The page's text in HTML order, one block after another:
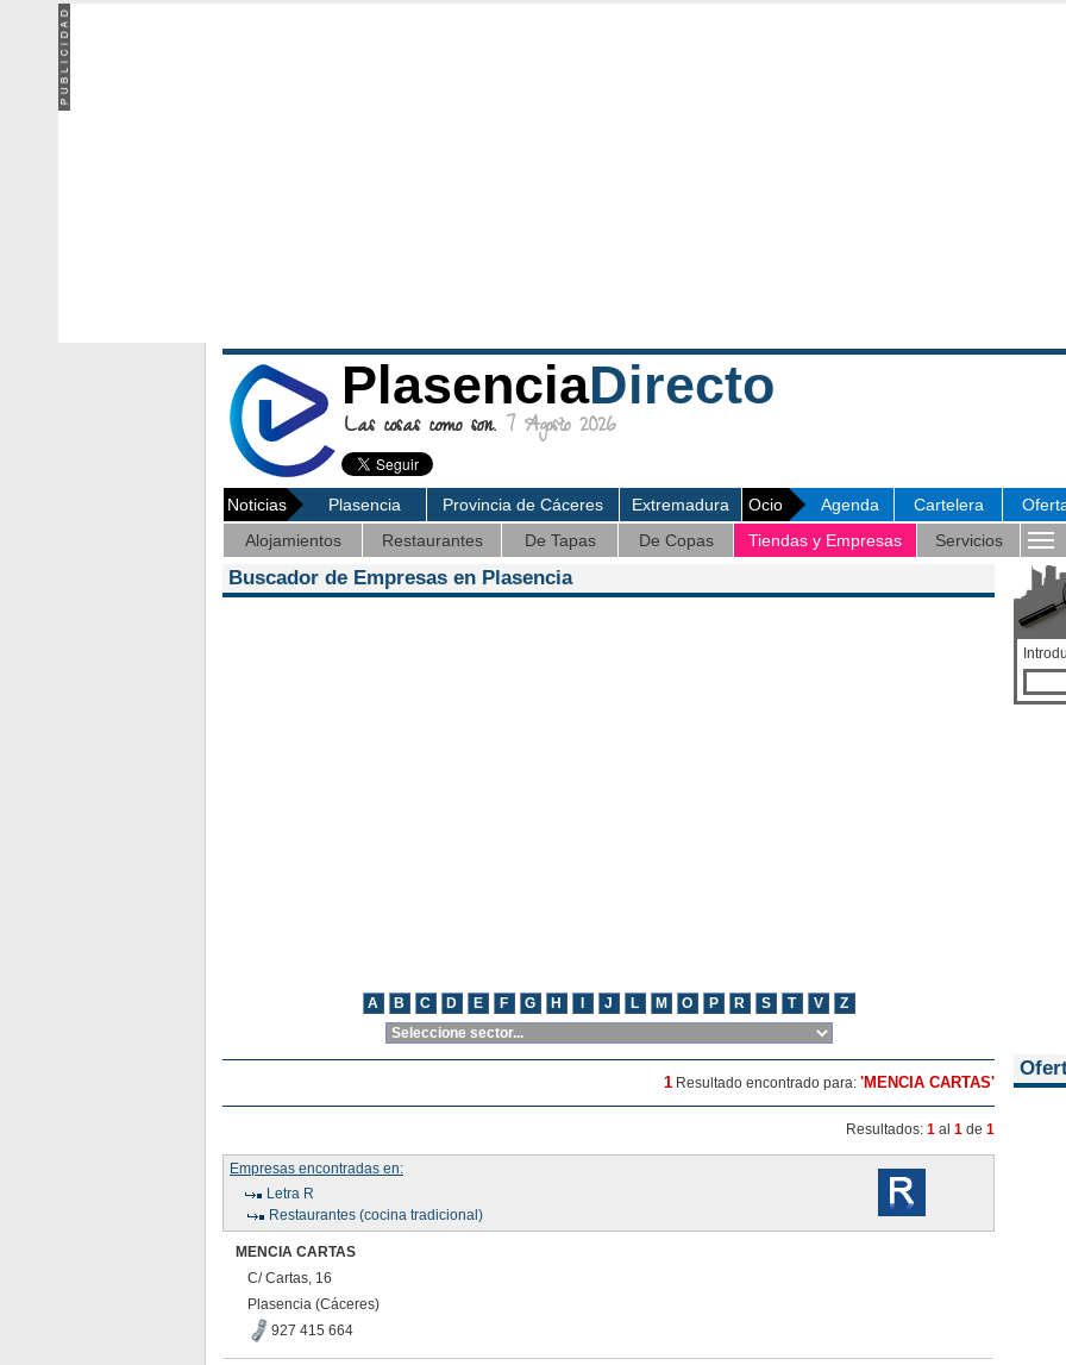
PlasenciaDirecto
Las cosas como son. 7 Agosto 2026
Noticias Plasencia Provincia de Cáceres Extremadura Ocio Agenda Cartelera
Alojamientos
Restaurantes De Tapas De Copas Tiendas y Empresas Servicios
Buscador de Empresas en Plasencia
1 Resultado encontrado para: 'MENCIA CARTAS'
Resultados: 1 al 1 de 1
Empresas encontradas en:
Letra R
Restaurantes (cocina tradicional)
MENCIA CARTAS
C/ Cartas, 16
Plasencia (Cáceres)
927 415 664